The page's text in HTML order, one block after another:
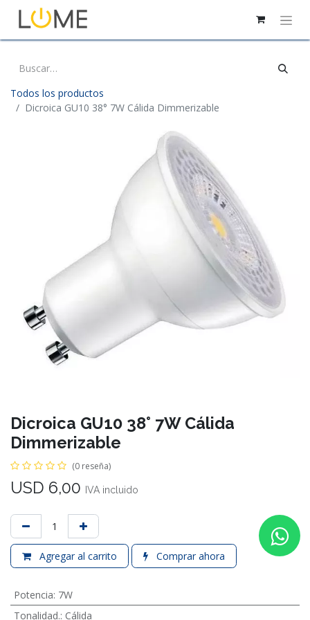
Todos los productos
Dicroica GU10 38° 7W Cálida Dimmerizable
Dicroica GU10 38° 7W Cálida
Dimmerizable
(0 reseña)
USD 6,00 IVA incluido
Agregar al carrito Comprar ahora
Potencia: 7W
Tonalidad.: Cálida